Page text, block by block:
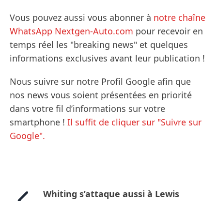
Vous pouvez aussi vous abonner à notre chaîne
WhatsApp Nextgen-Auto.com pour recevoir en
temps réel les "breaking news" et quelques
informations exclusives avant leur publication !
Nous suivre sur notre Profil Google afin que
nos news vous soient présentées en priorité
dans votre fil d’informations sur votre
smartphone ! Il suffit de cliquer sur "Suivre sur
Google".
Whiting s’attaque aussi à Lewis